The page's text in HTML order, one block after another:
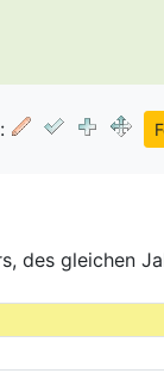
des gleichen